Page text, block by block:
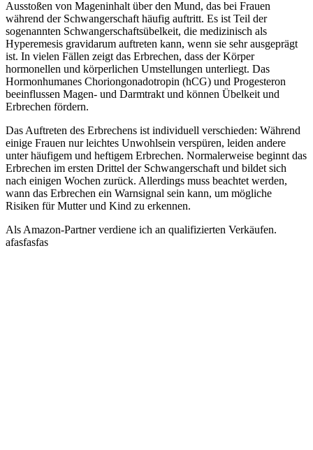
Ausstoßen von Mageninhalt über den Mund, das bei Frauen
während der Schwangerschaft häufig auftritt. Es ist Teil der
sogenannten Schwangerschaftsübelkeit, die medizinisch als
Hyperemesis gravidarum auftreten kann, wenn sie sehr ausgeprägt
ist. In vielen Fällen zeigt das Erbrechen, dass der Körper
hormonellen und körperlichen Umstellungen unterliegt. Das
Hormonhumanes Choriongonadotropin (hCG) und Progesteron
beeinflussen Magen- und Darmtrakt und können Übelkeit und
Erbrechen fördern.
Das Auftreten des Erbrechens ist individuell verschieden: Während
einige Frauen nur leichtes Unwohlsein verspüren, leiden andere
unter häufigem und heftigem Erbrechen. Normalerweise beginnt das
Erbrechen im ersten Drittel der Schwangerschaft und bildet sich
nach einigen Wochen zurück. Allerdings muss beachtet werden,
wann das Erbrechen ein Warnsignal sein kann, um mögliche
Risiken für Mutter und Kind zu erkennen.
Als Amazon-Partner verdiene ich an qualifizierten Verkäufen.
afasfasfas